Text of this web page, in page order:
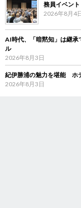
務員イベント
2026年8月4
AI時代、「暗黙知」は継
ル
2026年8月3日
紀伊勝浦の魅力を堪能 ホ
2026年8月3日